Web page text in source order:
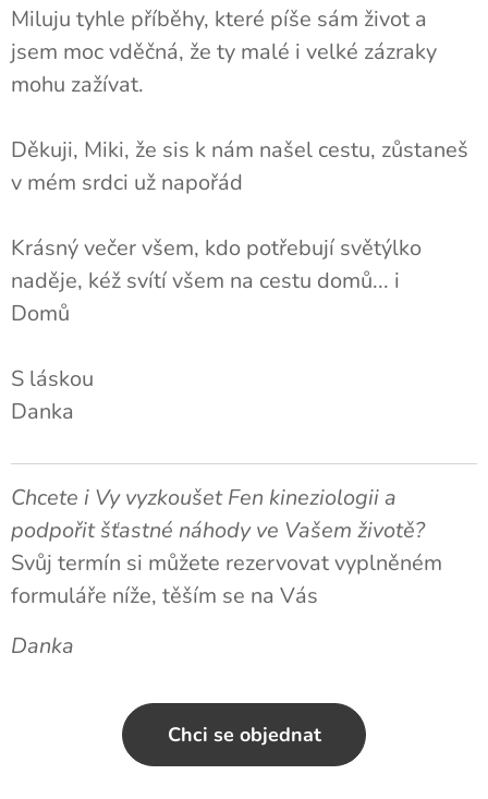
Miluju tyhle příběhy, které píše sám život a
jsem moc vděčná, že ty malé i velké zázraky
mohu zažívat.
Děkuji, Miki, že sis k nám našel cestu, zůstaneš
v mém srdci už napořád ❤️
Krásný večer všem, kdo potřebují světýlko
naděje, kéž svítí všem na cestu domů... i
Domů ❤️
S láskou
Danka
Chcete i Vy vyzkoušet Fen kineziologii a
podpořit šťastné náhody ve Vašem životě?
Svůj termín si můžete rezervovat vyplněném
formuláře níže, těším se na Vás 🍀
Danka
Chci se objednat